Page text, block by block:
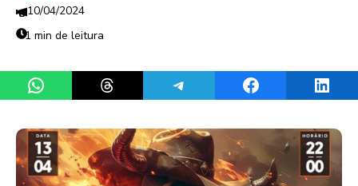
10/04/2024
1 min de leitura
Share on WhatsAppShare on ThreadsShare on TelegramShare on Facebook